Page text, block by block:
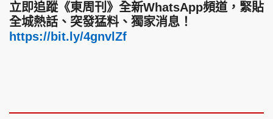
立即追蹤《東周刊》全新WhatsApp頻道，緊貼
全城熱話、突發猛料、獨家消息！
https://bit.ly/4gnvlZf